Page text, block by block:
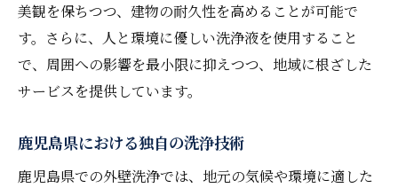
美観を保ちつつ、建物の耐久性を高めることが可能で
す。さらに、人と環境に優しい洗浄液を使用すること
で、周囲への影響を最小限に抑えつつ、地域に根ざした
サービスを提供しています。
鹿児島県における独自の洗浄技術
鹿児島県での外壁洗浄では、地元の気候や環境に適した